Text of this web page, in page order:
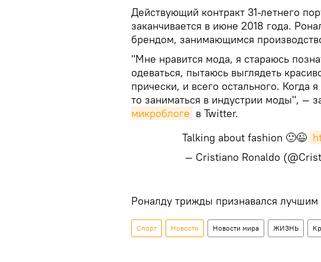
Действующий контракт 31-летнего
заканчивается в июне 2018 года.
брендом, занимающимся
"Мне нравится мода, я стараюсь
одеваться, пытаюсь выглядеть
прически, и всего остального. Когда
то заниматься в индустрии моды", —
микроблоге в Twitter.
Talking about fashion 🙂😉
— Cristiano Ronaldo
Роналду трижды признавался
Спорт Новости Новости мира ЖИЗНЬ